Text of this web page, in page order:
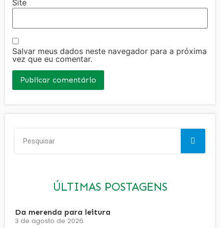
Site
Salvar meus dados neste navegador para a próxima
vez que eu comentar.
ÚLTIMAS POSTAGENS
Da merenda para leitura
3 de agosto de 2026